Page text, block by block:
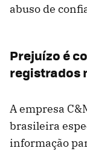
abuso de
Prejuízo é
registrados
A empresa
brasileira
informação